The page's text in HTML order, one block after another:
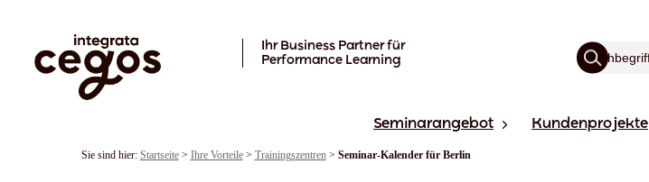
Ihr Business Partner für
Performance Learning
Seminarangebot Kundenprojekte
Sie sind hier: Startseite> Ihre Vorteile> Trainingszentren> Seminar-Kalender für Berlin